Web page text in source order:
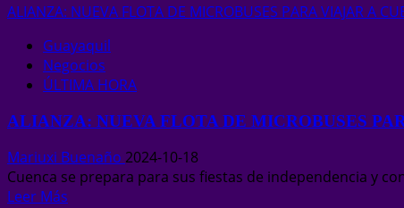
ALIANZA: NUEVA FLOTA DE MICROBUSES PARA VIAJAR A
Guayaquil
Negocios
ÚLTIMA HORA
ALIANZA: NUEVA FLOTA DE MICROBUSES
Mariuxi Buenaño 2024-10-18
Cuenca se prepara para sus fiestas de independencia y
Leer Más